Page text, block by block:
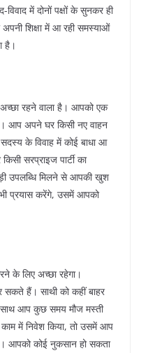
में दोनों पक्षों के सुनकर ही
अपनी शिक्षा में आ रही समस्याओं
है।
रहने वाला है। आपको एक
आप अपने घर किसी नए वाहन
के विवाह में कोई बाधा आ
सरप्राइज पार्टी का
उपलब्धि मिलने से आपकी खुश
प्रयास करेंगे, उसमें आपको
के लिए अच्छा रहेगा।
सकते हैं। साथी को कहीं बाहर
आप कुछ समय मौज मस्ती
में निवेश किया, तो उसमें आप
आपको कोई नुकसान हो सकता